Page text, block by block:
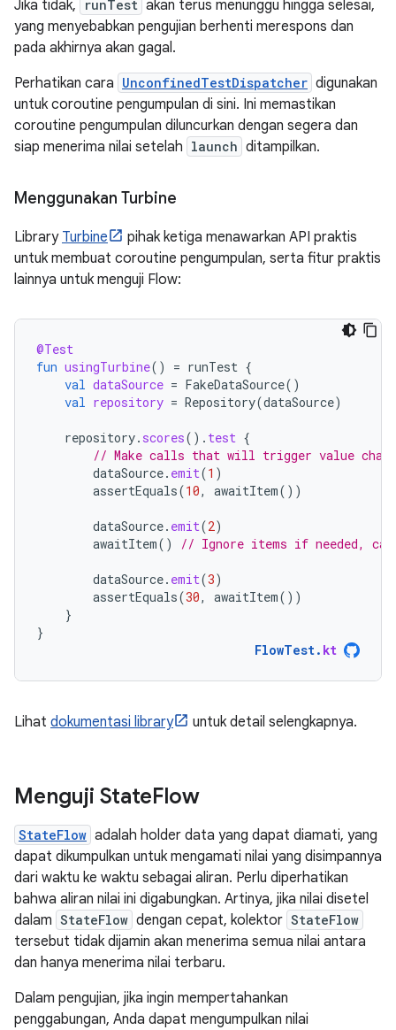
Jika tidak, runTest akan terus menunggu hingga selesai,
yang menyebabkan pengujian berhenti merespons dan
pada akhirnya akan gagal.
Perhatikan cara UnconfinedTestDispatcher digunakan
untuk coroutine pengumpulan di sini. Ini memastikan
coroutine pengumpulan diluncurkan dengan segera dan
siap menerima nilai setelah launch ditampilkan.
Menggunakan Turbine
Library Turbine
pihak ketiga menawarkan API praktis
untuk membuat coroutine pengumpulan, serta fitur praktis
lainnya untuk menguji Flow:
@Test
fun usingTurbine() = runTest {
val dataSource = FakeDataSource()
val repository = Repository(dataSource)
repository. scores(). test {
// Make calls that will trigger value
dataSource. emit(1 )
assertEquals(10, awaitItem())
dataSource. emit(2)
awaitItem() // Ignore items if needed,
dataSource. emit(3)
assertEquals(30, awaitItem())
}
}
FlowTest. kt
Lihat dokumentasi library untuk detail selengkapnya.
Menguji StateFlow
StateFlow adalah holder data yang dapat diamati, yang
dapat dikumpulkan untuk mengamati nilai yang disimpannya
dari waktu ke waktu sebagai aliran. Perlu diperhatikan
bahwa aliran nilai ini digabungkan. Artinya, jika nilai disetel
dalam StateFlow dengan cepat, kolektor StateFlow
tersebut tidak dijamin akan menerima semua nilai antara
dan hanya menerima nilai terbaru.
Dalam pengujian, jika ingin mempertahankan
penggabungan, Anda dapat mengumpulkan nilai